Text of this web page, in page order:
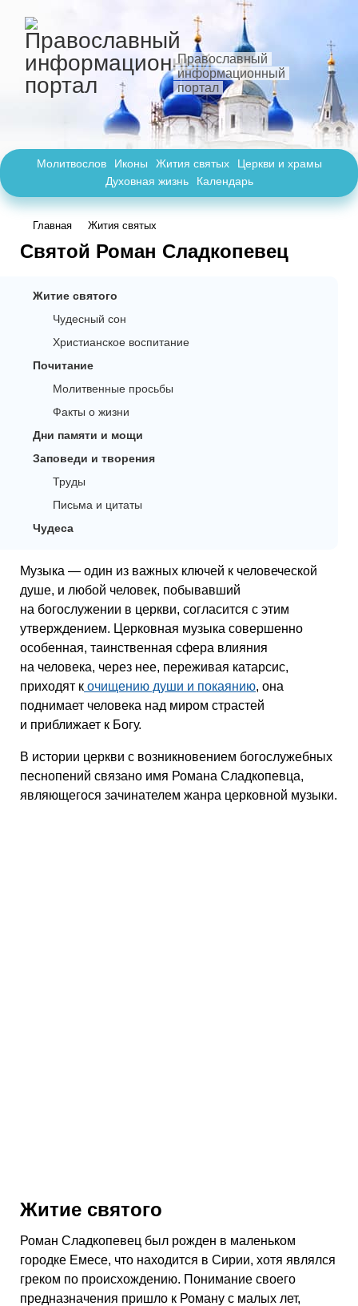
Православный
информационный
портал
Молитвослов Иконы Жития святых
Церкви и храмы
Духовная жизнь
Календарь
Главная Жития святых
Святой Роман Сладкопевец
Житие святого
Чудесный сон
Христианское воспитание
Почитание
Молитвенные просьбы
Факты о жизни
Дни памяти и мощи
Заповеди и творения
Труды
Письма и цитаты
Чудеса
Музыка — один из важных ключей к человеческой
душе, и любой человек, побывавший
на богослужении в церкви, согласится с этим
утверждением. Церковная музыка совершенно
особенная, таинственная сфера влияния
на человека, через нее, переживая катарсис,
приходят к очищению души и покаянию, она
поднимает человека над миром страстей
и приближает к Богу.
В истории церкви с возникновением богослужебных
песнопений связано имя Романа Сладкопевца,
являющегося зачинателем жанра церковной музыки.
Житие святого
Роман Сладкопевец был рожден в маленьком
городке Емесе, что находится в Сирии, хотя являлся
греком по происхождению. Понимание своего
предназначения пришло к Роману с малых лет,